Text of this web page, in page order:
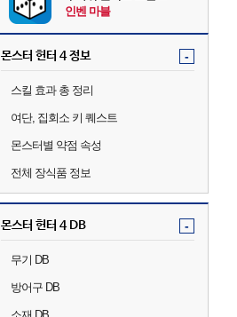
인벤 마블
몬스터 헌터 4 정보 -
스킬 효과 총 정리
여단, 집회소 키 퀘스트
몬스터별 약점 속성
전체 장식품 정보
몬스터 헌터 4 DB -
무기 DB
방어구 DB